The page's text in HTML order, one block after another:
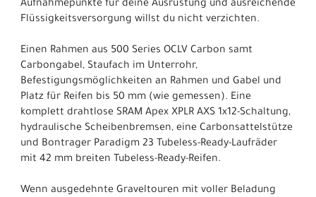
Aufnahmepunkte für deine Ausrüstung und ausreichende
Flüssigkeitsversorgung willst du nicht verzichten.
Einen Rahmen aus 500 Series OCLV Carbon samt
Carbongabel, Staufach im Unterrohr,
Befestigungsmöglichkeiten an Rahmen und Gabel und
Platz für Reifen bis 50 mm (wie gemessen). Eine
komplett drahtlose SRAM Apex XPLR AXS 1x12-Schaltung,
hydraulische Scheibenbremsen, eine Carbonsattelstütze
und Bontrager Paradigm 23 Tubeless-Ready-Laufräder
mit 42 mm breiten Tubeless-Ready-Reifen.
Wenn ausgedehnte Graveltouren mit voller Beladung